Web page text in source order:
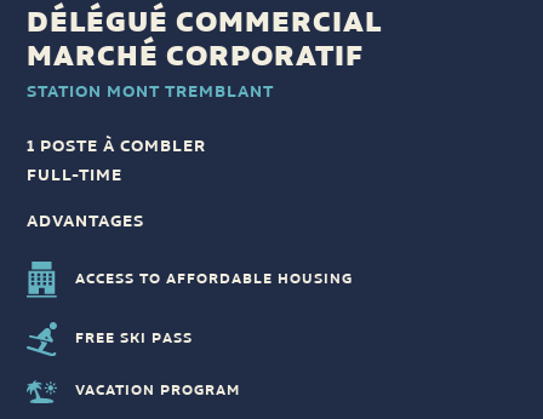
DÉLÉGUÉ COMMERCIAL
MARCHÉ CORPORATIF
STATION MONT TREMBLANT
1 POSTE À COMBLER
FULL-TIME
ADVANTAGES
ACCESS TO AFFORDABLE HOUSING
FREE SKI PASS
VACATION PROGRAM